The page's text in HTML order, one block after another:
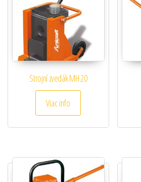
Strojní zvedák MH 20
Viac info